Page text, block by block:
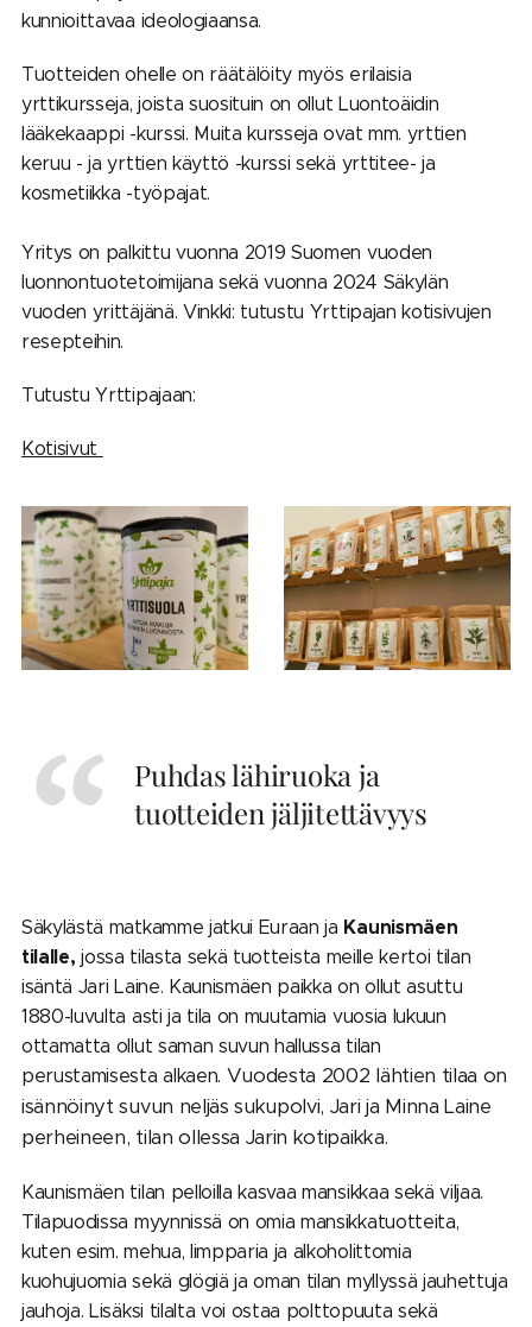
kunnioittavaa ideologiaansa.
Tuotteiden ohelle on räätälöity myös erilaisia
yrttikursseja, joista suosituin on ollut Luontoäidin
lääkekaappi -kurssi. Muita kursseja ovat mm. yrttien
keruu - ja yrttien käyttö -kurssi sekä yrttitee- ja
kosmetiikka -työpajat.
Yritys on palkittu vuonna 2019 Suomen vuoden
luonnontuotetoimijana sekä vuonna 2024 Säkylän
vuoden yrittäjänä. Vinkki: tutustu Yrttipajan kotisivujen
resepteihin.
Tutustu Yrttipajaan:
Kotisivut
Puhdas lähiruoka ja
tuotteiden jäljitettävyys
Säkylästä matkamme jatkui Euraan ja Kaunismäen
tilalle, jossa tilasta sekä tuotteista meille kertoi tilan
isäntä Jari Laine. Kaunismäen paikka on ollut asuttu
1880-luvulta asti ja tila on muutamia vuosia lukuun
ottamatta ollut saman suvun hallussa tilan
perustamisesta alkaen. Vuodesta 2002 lähtien tilaa on
isännöinyt suvun neljäs sukupolvi, Jari ja Minna Laine
perheineen, tilan ollessa Jarin kotipaikka.
Kaunismäen tilan pelloilla kasvaa mansikkaa sekä viljaa.
Tilapuodissa myynnissä on omia mansikkatuotteita,
kuten esim. mehua, limpparia ja alkoholittomia
kuohujuomia sekä glögiä ja oman tilan myllyssä jauhettuja
jauhoja. Lisäksi tilalta voi ostaa polttopuuta sekä